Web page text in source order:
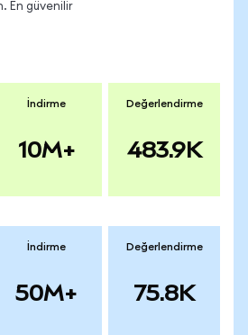
En güvenilir
İndirme
10M+
Değerlendirme
483.9K
İndirme
50M+
Değerlendirme
75.8K